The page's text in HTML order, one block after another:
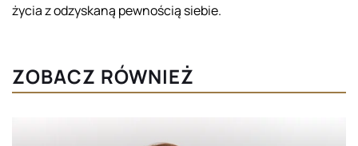
życia z odzyskaną pewnością siebie.
ZOBACZ RÓWNIEŻ